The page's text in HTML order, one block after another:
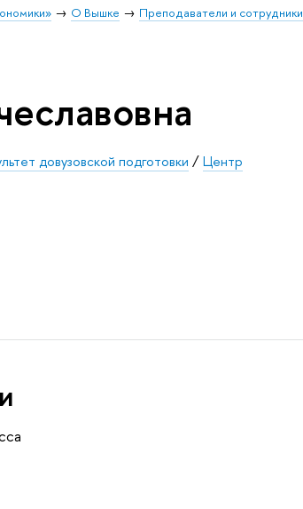
О Вышке Преподаватели и сотрудники
довузовской подготовки /Центр